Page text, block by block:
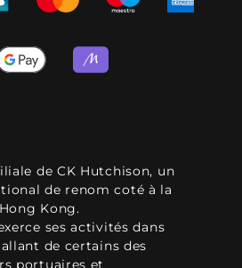
de CK Hutchison, un
de renom coté à la
Kong.
ses activités dans
de certains des
portuaires et